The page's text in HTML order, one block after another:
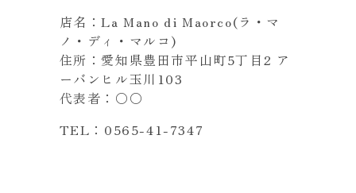
店名：La Mano di Maorco(ラ・マ
ノ・ディ・マルコ)
住所：愛知県豊田市平山町5丁目2 ア
ーバンヒル玉川103
代表者：〇〇
TEL：0565-41-7347